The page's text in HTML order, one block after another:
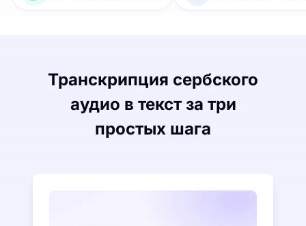
Транскрипция сербского
аудио в текст за три
простых шага